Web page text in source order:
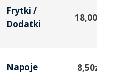
Frytki /
Dodatki
18,00
Napoje 8,50zł